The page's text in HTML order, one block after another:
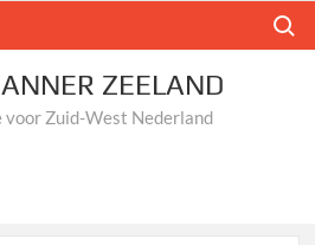
Zoek
ZEELAND
voor Zuid-West Nederland